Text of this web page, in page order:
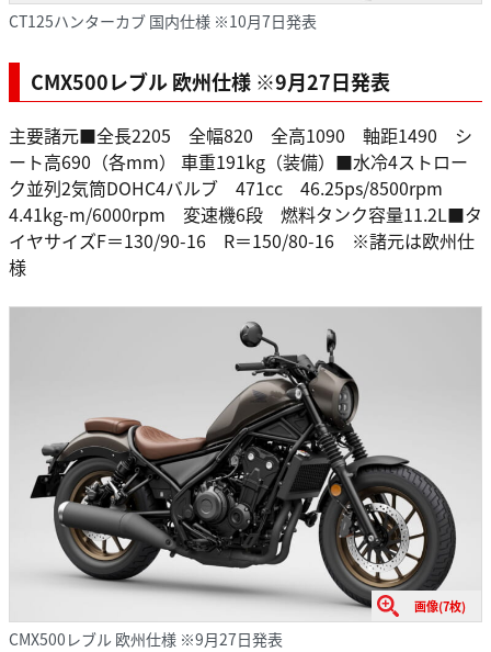
CT125ハンターカブ 国内仕様 ※10月7日発表
CMX500レブル 欧州仕様 ※9月27日発表
主要諸元■全長2205 全幅820 全高1090 軸距1490 シ
ート高690（各mm） 車重191kg（装備）■水冷4ストロー
ク並列2気筒DOHC4バルブ 471cc 46.25ps/8500rpm
4.41kg-m/6000rpm 変速機6段 燃料タンク容量11.2L■タ
イヤサイズF＝130/90-16 R＝150/80-16 ※諸元は欧州仕
様
画像(7枚)
CMX500レブル 欧州仕様 ※9月27日発表